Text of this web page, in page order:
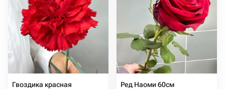
Гвоздика красная
Ред Наоми 60см